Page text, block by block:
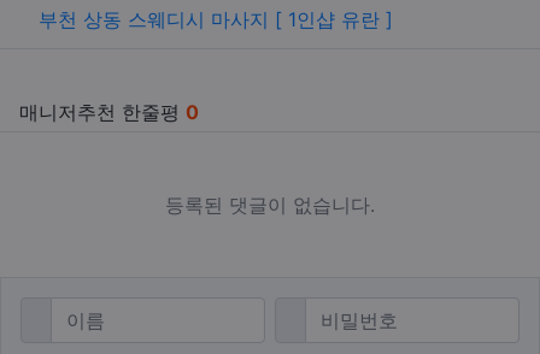
부천 상동 스웨디시 마사지 [ 1인샵 유란 ]
매니저추천 한줄평 0
등록된 댓글이 없습니다.
댓글쓰기
필수 비밀번호필수